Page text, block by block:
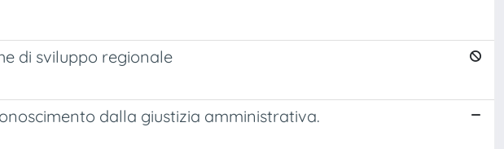
di sviluppo regionale
dalla giustizia amministrativa.